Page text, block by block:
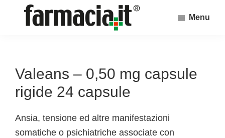
sul
mondo
della
online
Menu
Valeans – 0,50 mg capsule
rigide 24 capsule
Ansia, tensione ed altre manifestazioni
somatiche o psichiatriche associate con